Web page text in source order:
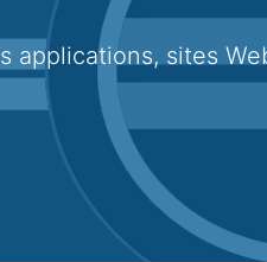
applications, sites